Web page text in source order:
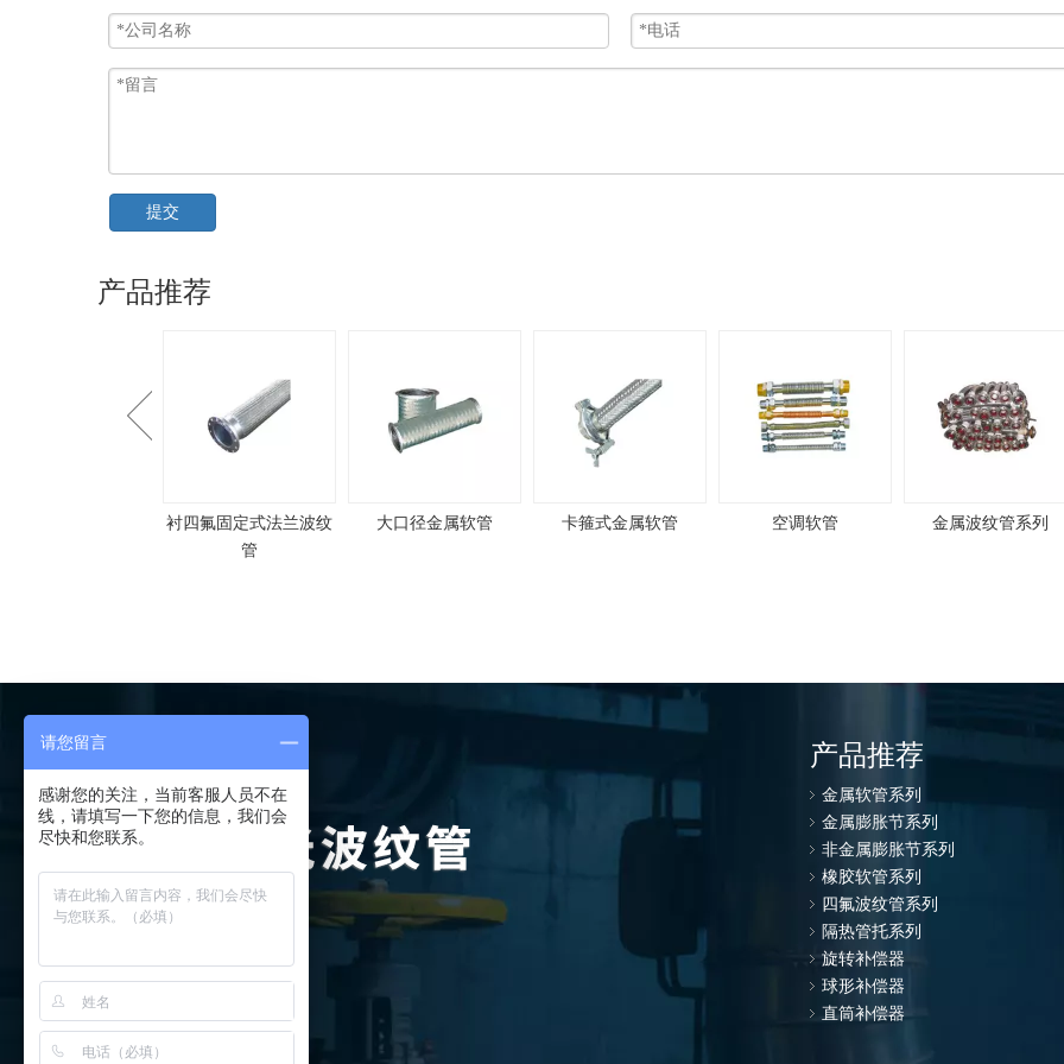
提交
产品推荐
大口径金属软管 卡箍式金属软管 空调软管 金属波纹管系列 活动内螺纹平接头
产品推荐
金属软管系列
金属膨胀节系列
非金属膨胀节系列
橡胶软管系列
四氟波纹管系列
隔热管托系列
旋转补偿器
球形补偿器
直筒补偿器
请您留言
感谢您的关注，当前客服人员不在
线，请填写一下您的信息，我们会
尽快和您联系。